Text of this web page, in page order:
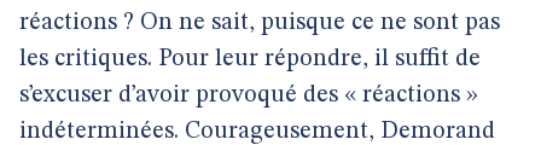
réactions ? On ne sait, puisque ce ne sont pas
les critiques. Pour leur répondre, il suffit de
s’excuser d’avoir provoqué des « réactions »
indéterminées. Courageusement, Demorand